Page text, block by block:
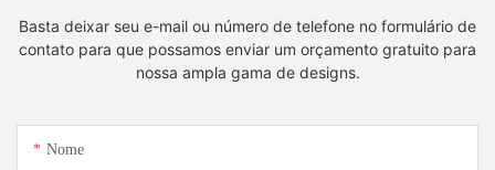
Basta deixar seu e-mail ou número de telefone no formulário de
contato para que possamos enviar um orçamento gratuito para
nossa ampla gama de designs.
Nome